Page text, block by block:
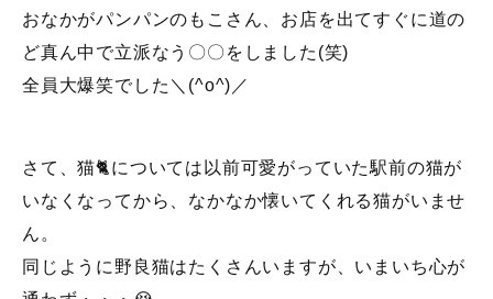
おなかがパンパンのもこさん、お店を出てすぐに道の
ど真ん中で立派なう〇〇をしました(笑)
全員大爆笑でした＼(^o^)／
さて、猫🐈については以前可愛がっていた駅前の猫が
いなくなってから、なかなか懐いてくれる猫がいませ
ん。
同じように野良猫はたくさんいますが、いまいち心が